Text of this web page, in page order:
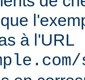
à l'URL